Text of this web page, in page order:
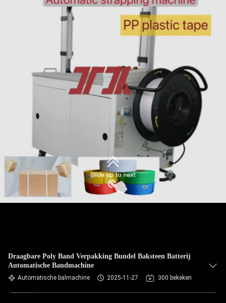
Draagbare Poly Band Verpakking Bundel Baksteen Batterij
Automatische Bandmachine
Automatische balmachine 2025-11-27 300 bekeken